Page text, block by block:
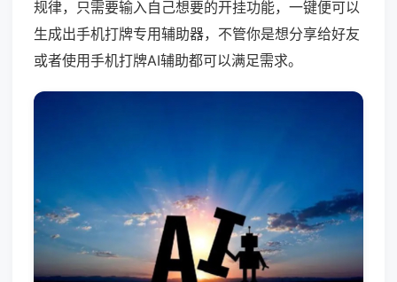
规律，只需要输入自己想要的开挂功能，一键便可以
生成出手机打牌专用辅助器，不管你是想分享给好友
或者使用手机打牌AI辅助都可以满足需求。